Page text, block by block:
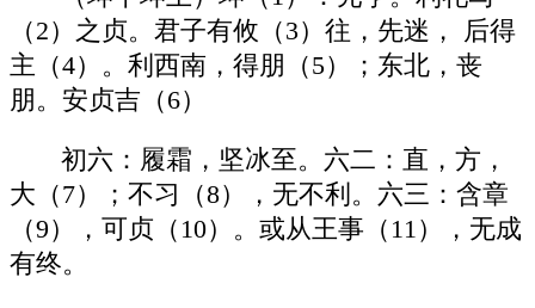
（2）之贞。君子有攸（3）往，先迷， 后得
主（4）。利西南，得朋（5）；东北，丧
朋。安贞吉（6）
初六：履霜，坚冰至。六二：直，方，
大（7）；不习（8），无不利。六三：含章
（9），可贞（10）。或从王事（11），无成
有终。